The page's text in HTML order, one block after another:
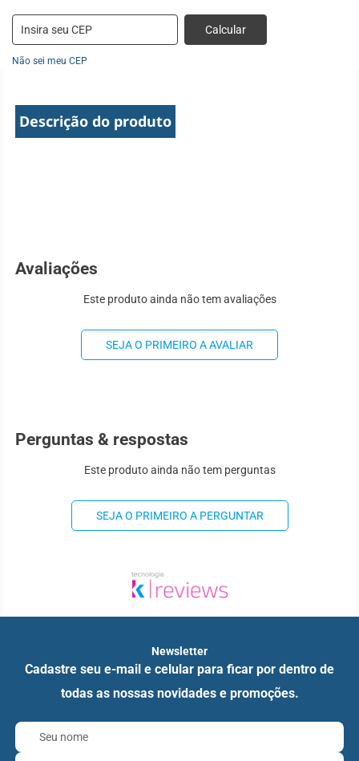
Calcular
Não sei meu CEP
Descrição do produto
Avaliações
Este produto ainda não tem avaliações
SEJA O PRIMEIRO A AVALIAR
Perguntas & respostas
Este produto ainda não tem perguntas
SEJA O PRIMEIRO A PERGUNTAR
Newsletter
Cadastre seu e-mail e celular para ficar por dentro de
todas as nossas novidades e promoções.